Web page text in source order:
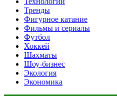
Тренды
Фигурное катание
Фильмы и сериалы
Футбол
Хоккей
Шахматы
Шоу-бизнес
Экология
Экономика